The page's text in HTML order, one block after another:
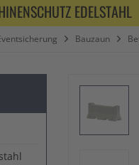
EDELSTAHL
Bauzaun